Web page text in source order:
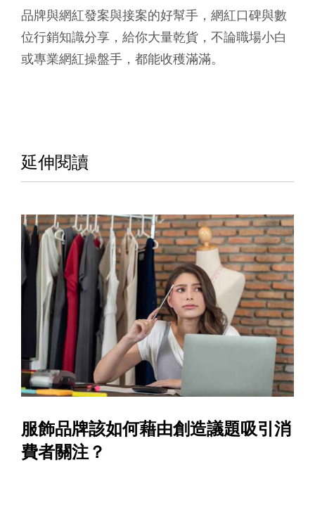
品牌與網紅發案與接案的好幫手，網紅口碑與數
位行銷知識分享， 給你大量乾貨，不論職場小白
或專業網紅操盤手，都能收穫滿滿。
延伸閱讀
服飾品牌該如何藉由創造議題吸引消
費者關注？